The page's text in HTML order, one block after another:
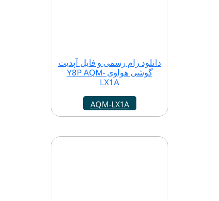
دانلود رام رسمی و فایل آپدیت
گوشی هواوی Y8P AQM-
LX1A
AQM-LX1A